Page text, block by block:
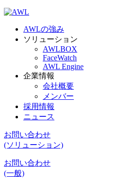
AWLの強み
ソリューション
AWLBOX
FaceWatch
AWL Engine
企業情報
会社概要
メンバー
採用情報
ニュース
お問い合わせ
(ソリューション)
お問い合わせ
(一般)